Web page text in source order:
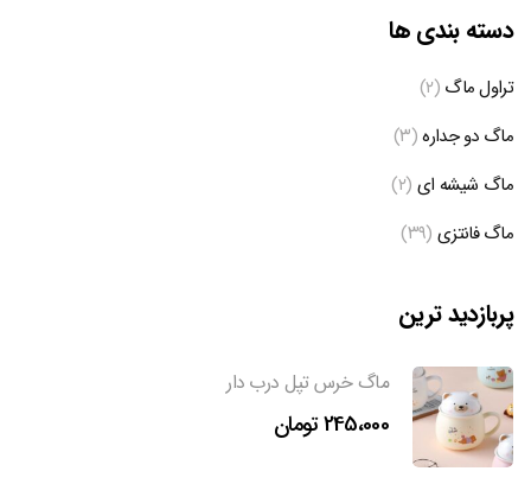
دسته بندی ها
تراول ماگ (۲)
ماگ دو جداره(۳)
ماگ شیشه ای (۲)
ماگ فانتزی (۳۹)
پربازدید ترین
ماگ خرس تپل درب دار
245،000تومان